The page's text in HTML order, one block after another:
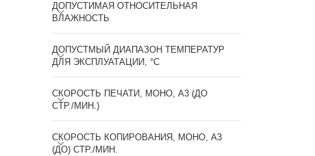
ДОПУСТИМАЯ ОТНОСИТЕЛЬНАЯ
ВЛАЖНОСТЬ
ДОПУСТМЫЙ ДИАПАЗОН ТЕМПЕРАТУР
ДЛЯ ЭКСПЛУАТАЦИИ, °С
СКОРОСТЬ ПЕЧАТИ, МОНО, А3 (ДО
СТР./МИН.)
СКОРОСТЬ КОПИРОВАНИЯ, МОНО, А3
(ДО) СТР./МИН.